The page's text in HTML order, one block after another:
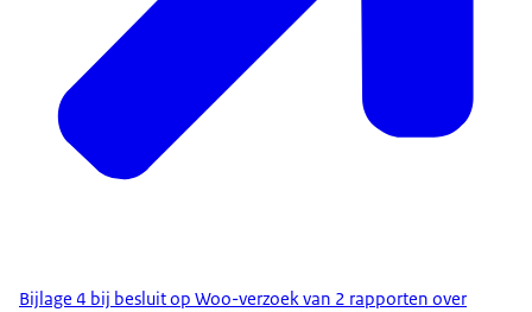
Bijlage 4 bij besluit op Woo-verzoek van 2 rapporten over